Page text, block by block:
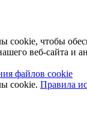
cookie, чтобы
веб-сайта и
файлов cookie
cookie. Правила